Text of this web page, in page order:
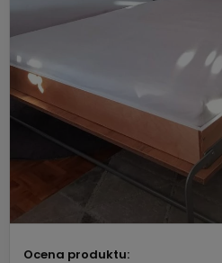
Ocena produktu: